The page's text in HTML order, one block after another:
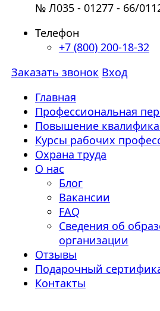
№ Л035 - 01277 - 66/
Телефон
+7 (800) 200-18-32
Заказать звонок Вход
Главная
Профессиональная
Повышение
Курсы рабочих
Охрана труда
О нас
Блог
Вакансии
FAQ
Сведения об
организации
Отзывы
Подарочный
Контакты